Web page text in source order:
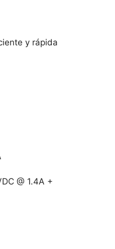
y rápida
@ 1.4A +